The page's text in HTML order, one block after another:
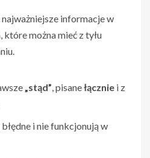
informacje w
można mieć z tyłu
„stąd”, pisanełącznie i z
błędne i nie funkcjonują w